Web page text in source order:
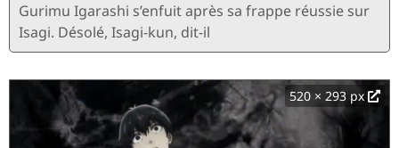
Gurimu Igarashi s’enfuit après sa frappe réussie sur
Isagi. Désolé, Isagi-kun, dit-il
520 × 293 px